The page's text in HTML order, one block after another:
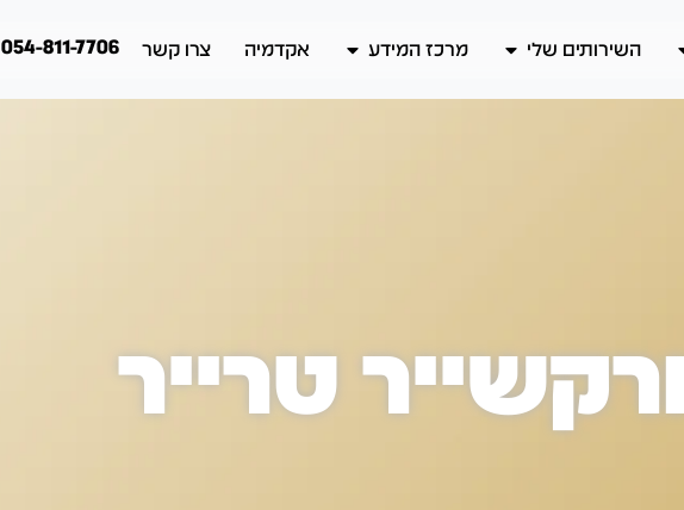
השירותים שלי מרכז המידע אקדמיה צרו קשר 054-811-7706
טרייר